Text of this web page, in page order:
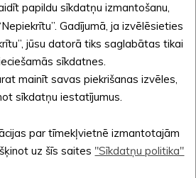
pamatskolas izlaidums
Grāvīša Liepnas
svētku zālē.
Nākošā ziņa →
papildu sīkdatņu izmantošanu,
Gadījumā, ja izvēlēsieties
jūsu datorā tiks saglabātas tikai
sīkdatnes.
mainīt savas piekrišanas izvēles,
sīkdatņu iestatījumus.
par tīmekļvietnē izmantotajām
uz šīs saites "Sīkdatņu politika"